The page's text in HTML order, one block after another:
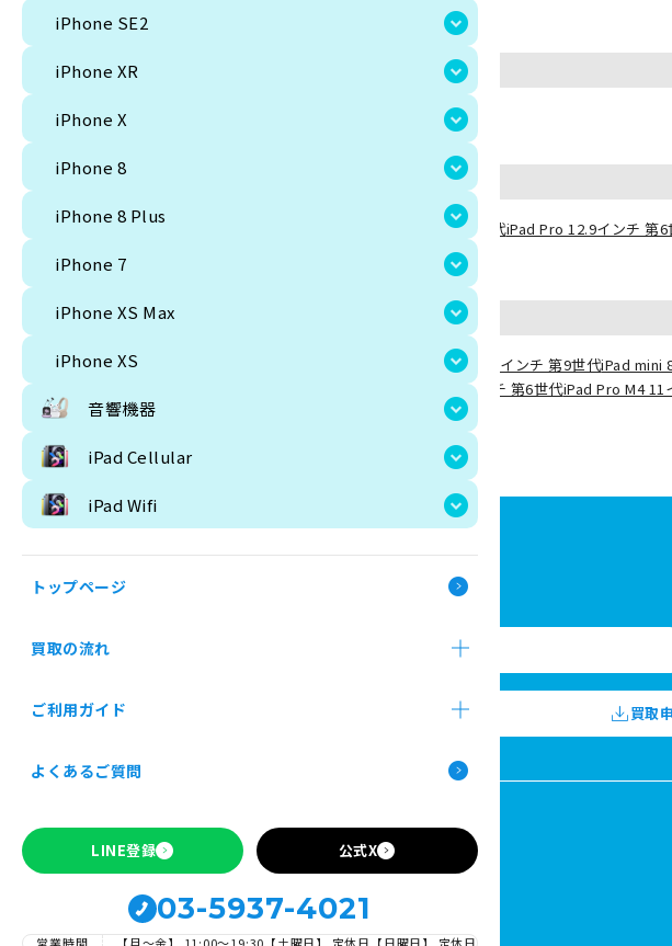
iPhone SE2
iPhone XR
iPhone X
iPhone 8
iPhone 8 Plus
iPhone 7
iPhone XS Max
iPhone XS
音響機器
iPad Cellular
iPad Wifi
トップページ
買取の流れ
ご利用ガイド
SIMロックの解除について
よくあるご質問
LINE登録 公式X
03-5937-4021
音響機器
Apple製品SONY
ipad 第9世代iPad 第10世代 iPad Pro 11インチ 第4世代iPad Pro 12.9インチ 第6
iPad Wifi
iPad Pro 13インチ Wi-Fi iPad 10.2インチ 第9世代iPad mini
iPad Air 13インチ 第6世代iPad Pro M4 11
iPad Air 11インチ 第7世代
買取
トップページ
ご利用ガイド
お申し込み前の確認事項 Apple製品の買取について SIMロックの解除について